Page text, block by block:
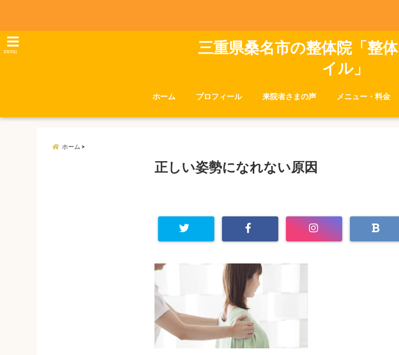
menu
三重県桑名市の整体院「整
イル」
ホーム プロフィール 来院者さまの声 メニュー・料金
ホーム
正しい姿勢になれない原因